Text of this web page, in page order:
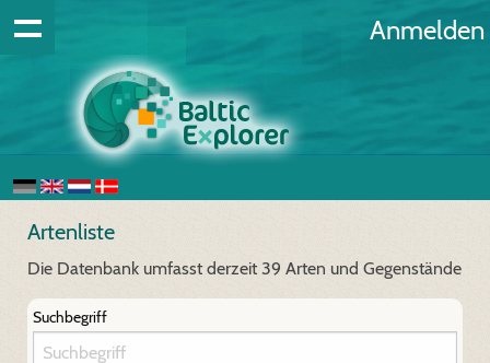
Anmelden
Artenliste
Die Datenbank umfasst derzeit 39 Arten und Gegenstände
Suchbegriff